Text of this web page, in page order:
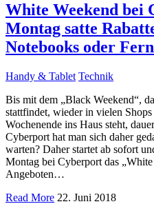
White Weekend bei
Montag satte
Notebooks oder
Handy & Tablet Technik
Bis mit dem „Black Weekend“,
stattfindet, wieder in vielen
Wochenende ins Haus steht,
Cyberport hat man sich daher
warten? Daher startet ab sofort
Montag bei Cyberport das
Angeboten…
Read More 22. Juni 2018